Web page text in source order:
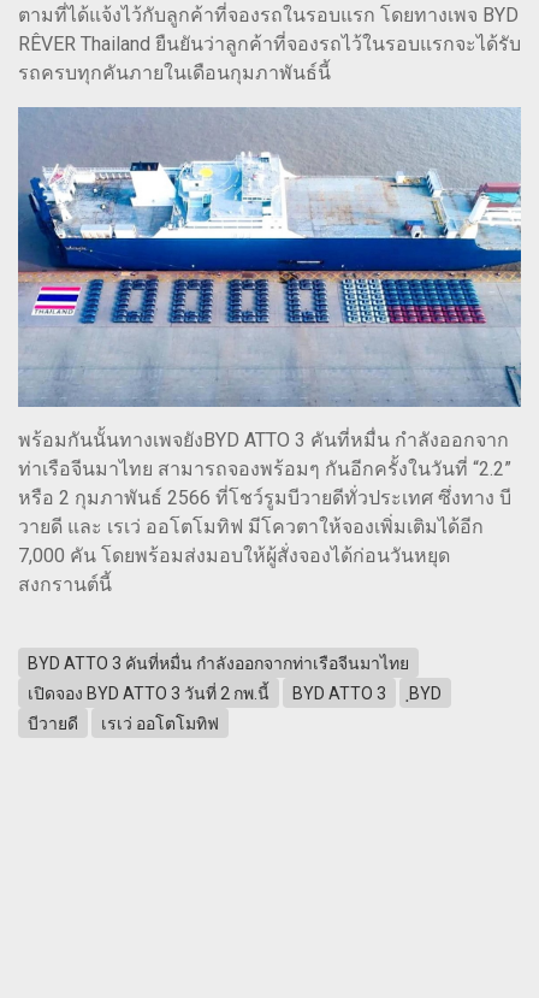
ตามที่ได้แจ้งไว้กับลูกค้าที่จองรถในรอบแรก โดยทางเพจ BYD
RÊVER Thailand ยืนยันว่าลูกค้าที่จองรถไว้ในรอบแรกจะได้รับ
รถครบทุกคันภายในเดือนกุมภาพันธ์นี้
พร้อมกันนั้นทางเพจยังBYD ATTO 3 คันที่หมื่น กำลังออกจาก
ท่าเรือจีนมาไทย สามารถจองพร้อมๆ กันอีกครั้งในวันที่ “2.2”
หรือ 2 กุมภาพันธ์ 2566 ที่โชว์รูมบีวายดีทั่วประเทศ ซึ่งทาง บี
วายดี และ เรเว่ ออโตโมทิฟ มีโควตาให้จองเพิ่มเติมได้อีก
7,000 คัน โดยพร้อมส่งมอบให้ผู้สั่งจองได้ก่อนวันหยุด
สงกรานต์นี้
BYD ATTO 3 คันที่หมื่น กำลังออกจากท่าเรือจีนมาไทย
เปิดจอง BYD ATTO 3 วันที่ 2 กพ.นี้
BYD ATTO 3
ฺBYD
บีวายดี
เรเว่ ออโตโมทิฟ